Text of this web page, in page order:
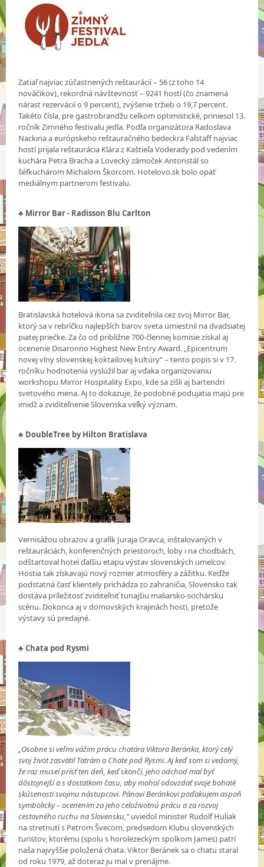
Zatiaľ najviac zúčastnených reštaurácií – 56 (z toho 14
nováčikov), rekordná návštevnosť – 9241 hostí (čo znamená
nárast rezervácií o 9 percent), zvýšenie tržieb o 19,7 percent.
Takéto čísla, pre gastrobrandžu celkom optimistické, priniesol 13.
ročník Zimného festivalu jedla. Podľa organizátora Radoslava
Nackina a európskeho reštauračného bedeckra Falstaff najviac
hostí prijala reštaurácia Klára z Kaštieľa Voderady pod vedením
kuchára Petra Bracha a Lovecký zámoček Antonstál so
šéfkuchárom Michalom Škorcom. Hotelovo.sk bolo opäť
mediálnym partnerom festivalu.
♣ Mirror Bar - Radisson Blu Carlton
Bratislavská hotelová ikona sa zviditeľnila cez svoj Mirror Bar,
ktorý sa v rebríčku najlepších barov sveta umiestnil na dvadsiatej
piatej priečke. Za čo od približne 700-člennej komisie získal aj
ocenenie Disaronno Highest New Entry Award. „Epicentrum
novej vlny slovenskej koktailovej kultúry“ – tento popis si v 17.
ročníku hodnotenia vyslúžil bar aj vďaka organizovaniu
workshopu Mirror Hospitality Expo, kde sa zišli aj bartendri
svetového mena. Aj to dokazuje, že podobné podujatia majú pre
imidž a zviditeľnenie Slovenska veľký význam.
♣ DoubleTree by Hilton Bratislava
Vernisážou obrazov a grafík Juraja Oravca, inštalovaných v
reštauráciách, konferenčných priestoroch, loby i na chodbách,
odštartoval hotel ďalšiu etapu výstav slovenských umelcov.
Hostia tak získavajú nový rozmer atmosféry a zážitku. Keďže
podstatná časť klientely prichádza zo zahraničia, Slovensko tak
dostáva príležitosť zviditeľniť tunajšiu maliarsko-sochársku
scénu. Dokonca aj v domovských krajinách hostí, pretože
výstavy sú predajné.
♣ Chata pod Rysmi
„Osobne si veľmi vážim prácu chatára Viktora Beránka, ktorý celý
svoj život zasvätil Tatrám a Chate pod Rysmi. Aj keď som si vedomý,
že raz musel prísť ten deň, keď skončí, jeho odchod mal byť
dôstojnejší a s dostatkom času, aby mohol odovzdať svoje bohaté
skúsenosti svojmu nástupcovi. Pánovi Beránkovi poďakujem aspoň
symbolicky – ocenením za jeho celoživotnú prácu a za rozvoj
cestovného ruchu na Slovensku,“uviedol minister Rudolf Huliak
na stretnutí s Petrom Švecom, predsedom Klubu slovenských
turistov, ktorému (spolu s horolezeckým spolkom James) patrí
naša najvyššie položená chata. Viktor Beránek sa o chatu staral
od roku 1979, až doteraz ju mal v prenájme.